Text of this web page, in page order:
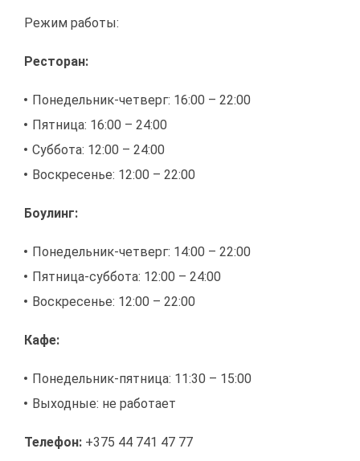
Ре­жим ра­бо­ты:
Ре­сто­ран:
По­не­дель­ник-чет­верг: 16:00 – 22:00
Пят­ни­ца: 16:00 – 24:00
Суб­бо­та: 12:00 – 24:00
Вос­кре­се­нье: 12:00 – 22:00
Бо­улинг:
По­не­дель­ник-чет­верг: 14:00 – 22:00
Пят­ни­ца-суб­бо­та: 12:00 – 24:00
Вос­кре­се­нье: 12:00 – 22:00
Ка­фе:
По­не­дель­ник-пят­ни­ца: 11:30 – 15:00
Вы­ход­ные: не ра­бо­та­ет
Те­ле­фон: +375 44 741 47 77